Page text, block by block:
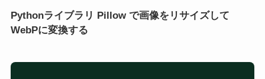
Pythonライブラリ Pillow で画像をリサイズして
WebPに変換する